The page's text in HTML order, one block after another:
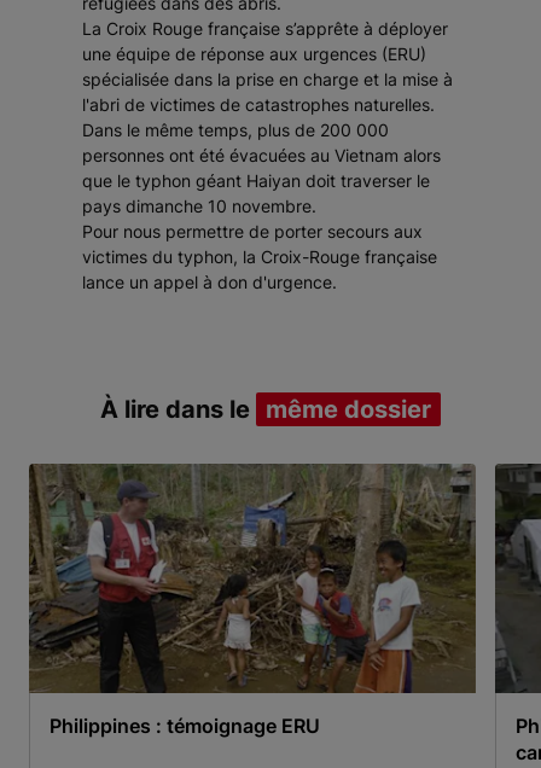
La Croix Rouge française s’apprête à déployer
une équipe de réponse aux urgences (ERU)
spécialisée dans la prise en charge et la mise à
l'abri de victimes de catastrophes naturelles.
Dans le même temps, plus de 200 000
personnes ont été évacuées au Vietnam alors
que le typhon géant Haiyan doit traverser le
pays dimanche 10 novembre.
Pour nous permettre de porter secours aux
victimes du typhon, la Croix-Rouge française
lance un appel à don d'urgence.
À lire dans le même dossier
Philippines : témoignage ERU